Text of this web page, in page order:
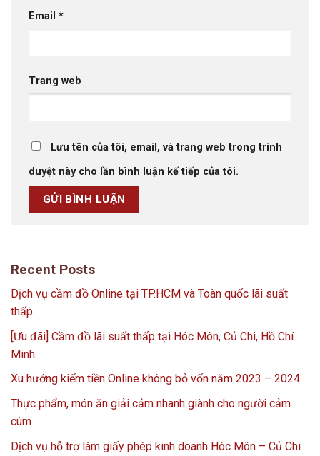
Email *
Trang web
Lưu tên của tôi, email, và trang web trong trình
duyệt này cho lần bình luận kế tiếp của tôi.
Recent Posts
Dịch vụ cầm đồ Online tại TP.HCM và Toàn quốc lãi suất
thấp
[Ưu đãi] Cầm đồ lãi suất thấp tại Hóc Môn, Củ Chi, Hồ Chí
Minh
Xu hướng kiếm tiền Online không bỏ vốn năm 2023 – 2024
Thực phẩm, món ăn giải cảm nhanh giành cho người cảm
cúm
Dịch vụ hỗ trợ làm giấy phép kinh doanh Hóc Môn – Củ Chi